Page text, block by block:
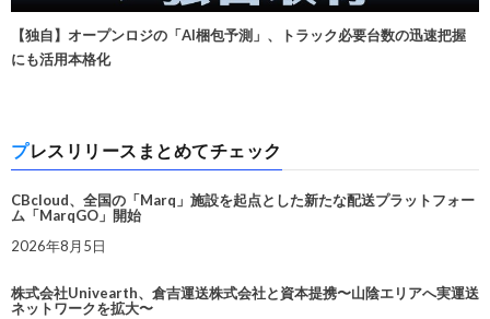
【独自】オープンロジの「AI梱包予測」、トラック必要台数の迅速把握
にも活用本格化
プレスリリースまとめてチェック
CBcloud、全国の「Marq」施設を起点とした新たな配送プラットフォー
ム「MarqGO」開始
2026年8月5日
株式会社Univearth、倉吉運送株式会社と資本提携〜山陰エリアへ実運送
ネットワークを拡大〜